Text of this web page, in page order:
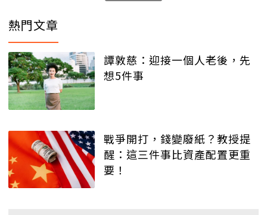
熱門文章
譚敦慈：迎接一個人老後，先
想5件事
戰爭開打，錢變廢紙？教授提
醒：這三件事比資產配置更重
要！